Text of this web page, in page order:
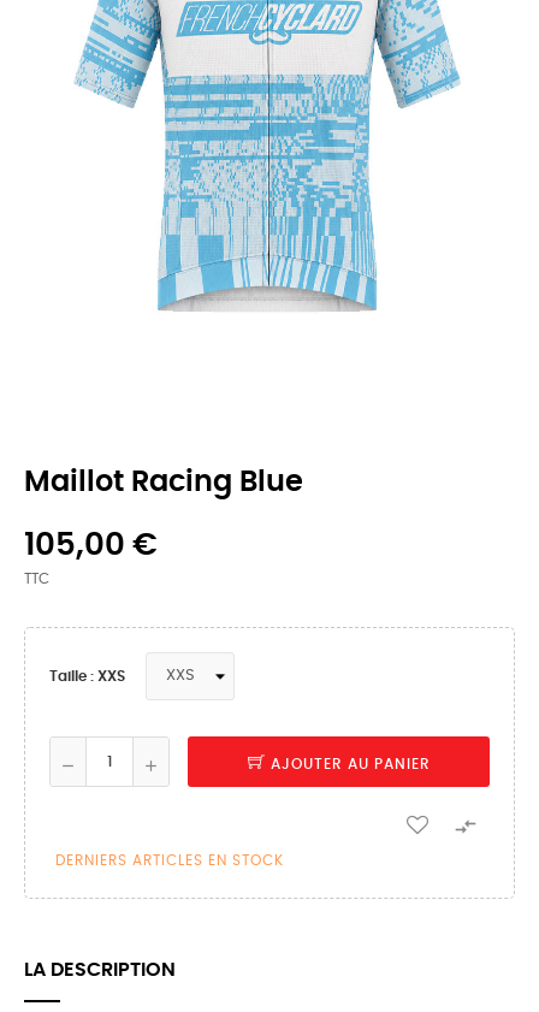
Maillot Racing Blue
105,00 €
TTC
Taille : XXS
AJOUTER AU PANIER

DERNIERS ARTICLES EN STOCK
LA DESCRIPTION